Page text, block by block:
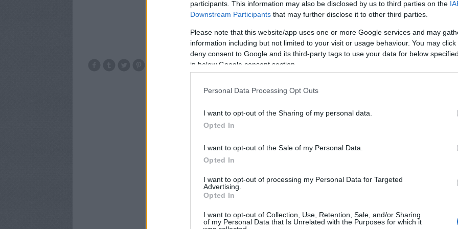
participants. This information may also be disclosed by us to third parties on the
Downstream Participants that may further disclose it to other third parties.
Please note that this website/app uses one or more Google services and may
information including but not limited to your visit or usage behaviour. You may
deny consent to Google and its third-party tags to use your data for below
in below Google consent section.
Personal Data Processing Opt Outs
I want to opt-out of the Sharing of my personal data.
Opted In
I want to opt-out of the Sale of my Personal Data.
Opted In
I want to opt-out of processing my Personal Data for Targeted
Advertising.
Opted In
I want to opt-out of Collection, Use, Retention, Sale, and/or Sharing
of my Personal Data that Is Unrelated with the Purposes for which it
TOVÁBB
ajtó Optimize Your ajtó ablak article marketing Efforts With These Essential